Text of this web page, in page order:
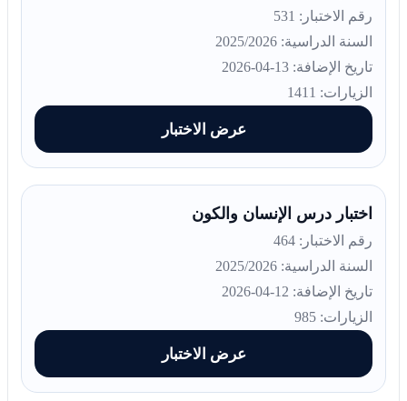
رقم الاختبار: 531
السنة الدراسية: 2025/2026
تاريخ الإضافة: 13-04-2026
الزيارات: 1411
عرض الاختبار
اختبار درس الإنسان والكون
رقم الاختبار: 464
السنة الدراسية: 2025/2026
تاريخ الإضافة: 12-04-2026
الزيارات: 985
عرض الاختبار